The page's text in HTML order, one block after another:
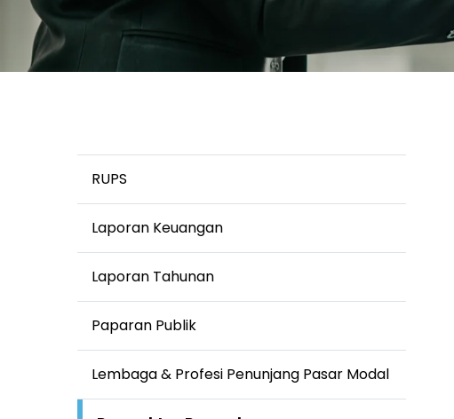
RUPS
Laporan Keuangan
Laporan Tahunan
Paparan Publik
Lembaga & Profesi Penunjang Pasar Modal